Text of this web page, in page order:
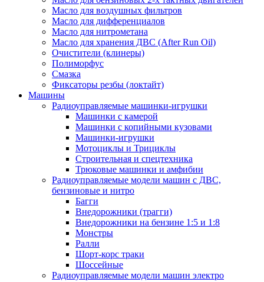
Масло для воздушных фильтров
Масло для дифференциалов
Масло для нитрометана
Масло для хранения ДВС (After Run Oil)
Очистители (клинеры)
Полиморфус
Смазка
Фиксаторы резбы (локтайт)
Машины
Радиоуправляемые машинки-игрушки
Машинки с камерой
Машинки с копийными кузовами
Машинки-игрушки
Мотоциклы и Трициклы
Строительная и спецтехника
Трюковые машинки и амфибии
Радиоуправляемые модели машин с ДВС,
бензиновые и нитро
Багги
Внедорожники (трагги)
Внедорожники на бензине 1:5 и 1:8
Монстры
Ралли
Шорт-корс траки
Шоссейные
Радиоуправляемые модели машин электро